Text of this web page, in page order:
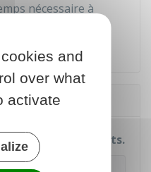
nécessaire à
compétences
la vie active.
?
sont gratuits.
and
over what
activate